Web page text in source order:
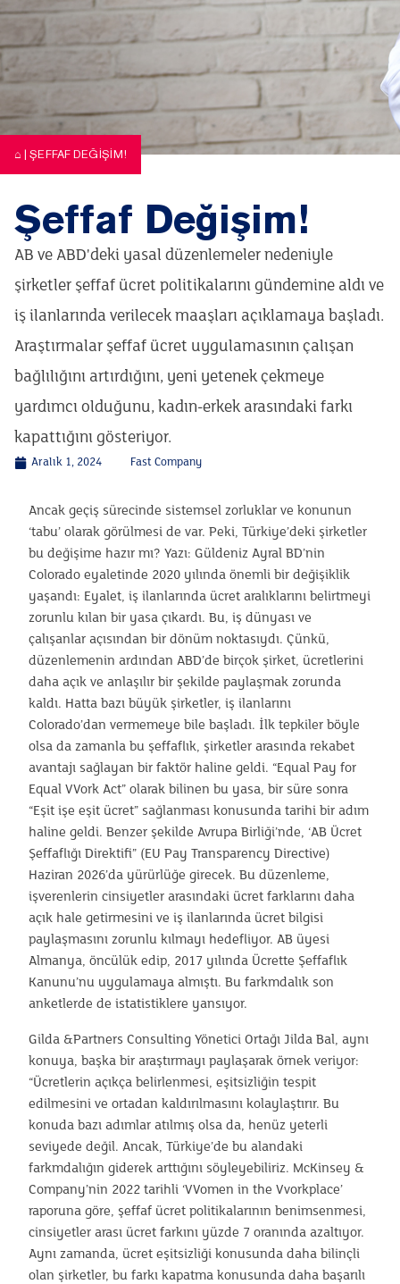
⌂ | ŞEFFAF DEĞIŞIM!
Şeffaf Değişim!
AB ve ABD'deki yasal düzenlemeler nedeniyle
şirketler şeffaf ücret politikalarını gündemine aldı ve
iş ilanlarında verilecek maaşları açıklamaya başladı.
Araştırmalar şeffaf ücret uygulamasının çalışan
bağlılığını artırdığını, yeni yetenek çekmeye
yardımcı olduğunu, kadın-erkek arasındaki farkı
kapattığını gösteriyor.
Aralık 1, 2024 Fast Company
Ancak geçiş sürecinde sistemsel zorluklar ve konunun
‘tabu’ olarak görülmesi de var. Peki, Türkiye’deki şirketler
bu değişime hazır mı? Yazı: Güldeniz Ayral BD’nin
Colorado eyaletinde 2020 yılında önemli bir değişiklik
yaşandı: Eyalet, iş ilanlarında ücret aralıklarını belirtmeyi
zorunlu kılan bir yasa çıkardı. Bu, iş dünyası ve
çalışanlar açısından bir dönüm noktasıydı. Çünkü,
düzenlemenin ardından ABD’de birçok şirket, ücretlerini
daha açık ve anlaşılır bir şekilde paylaşmak zorunda
kaldı. Hatta bazı büyük şirketler, iş ilanlarını
Colorado’dan vermemeye bile başladı. İlk tepkiler böyle
olsa da zamanla bu şeffaflık, şirketler arasında rekabet
avantajı sağlayan bir faktör haline geldi. “Equal Pay for
Equal VVork Act” olarak bilinen bu yasa, bir süre sonra
“Eşit işe eşit ücret” sağlanması konusunda tarihi bir adım
haline geldi. Benzer şekilde Avrupa Birliği’nde, ‘AB Ücret
Şeffaflığı Direktifi” (EU Pay Transparency Directive)
Haziran 2026’da yürürlüğe girecek. Bu düzenleme,
işverenlerin cinsiyetler arasındaki ücret farklarını daha
açık hale getirmesini ve iş ilanlarında ücret bilgisi
paylaşmasını zorunlu kılmayı hedefliyor. AB üyesi
Almanya, öncülük edip, 2017 yılında Ücrette Şeffaflık
Kanunu’nu uygulamaya almıştı. Bu farkmdalık son
anketlerde de istatistiklere yansıyor.
Gilda &Partners Consulting Yönetici Ortağı Jilda Bal, aynı
konuya, başka bir araştırmayı paylaşarak örnek veriyor:
“Ücretlerin açıkça belirlenmesi, eşitsizliğin tespit
edilmesini ve ortadan kaldırılmasını kolaylaştırır. Bu
konuda bazı adımlar atılmış olsa da, henüz yeterli
seviyede değil. Ancak, Türkiye’de bu alandaki
farkmdalığın giderek arttığını söyleyebiliriz. McKinsey &
Company’nin 2022 tarihli ‘VVomen in the Vvorkplace’
raporuna göre, şeffaf ücret politikalarının benimsenmesi,
cinsiyetler arası ücret farkını yüzde 7 oranında azaltıyor.
Aynı zamanda, ücret eşitsizliği konusunda daha bilinçli
olan şirketler, bu farkı kapatma konusunda daha başarılı